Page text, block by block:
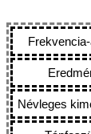
Névleges